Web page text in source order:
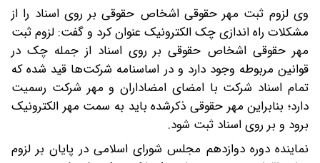
وی لزوم ثبت مهر حقوقی اشخاص حقوقی بر روی اسناد را از
مشکلات راه اندازی چک الکترونیک عنوان کرد و گفت: لزوم ثبت
مهر حقوقی اشخاص حقوقی بر روی اسناد از جمله چک در
قوانین مربوطه وجود دارد و در اساسنامه شرکت‌ها قید شده که
تمام اسناد شرکت با امضای امضاداران و مهر شرکت رسمیت
دارد؛ بنابراین مهر حقوقی ذکرشده باید به سمت مهر الکترونیک
برود و بر روی اسناد ثبت شود.
نماینده دوره دوازدهم مجلس شورای اسلامی در پایان بر لزوم